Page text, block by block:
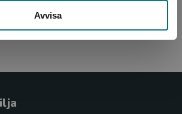
Avvisa